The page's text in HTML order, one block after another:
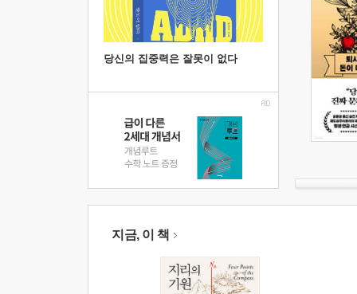
당신의 집중력은 잘못이 없다
지금, 이 책